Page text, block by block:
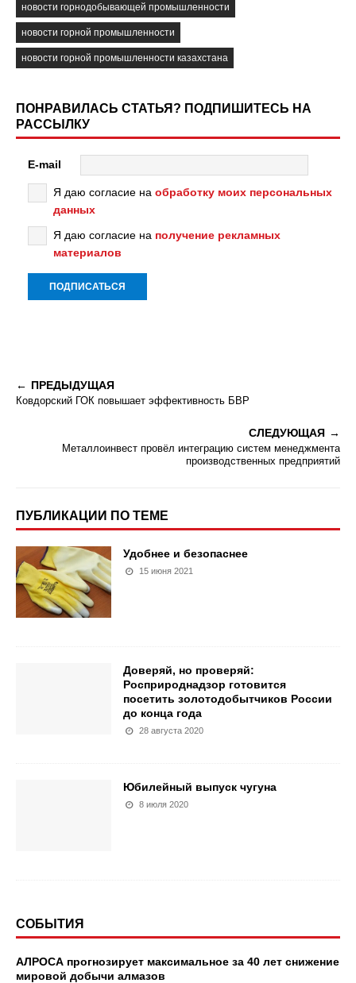
новости горнодобывающей промышленности
новости горной промышленности
новости горной промышленности казахстана
ПОНРАВИЛАСЬ СТАТЬЯ? ПОДПИШИТЕСЬ НА
РАССЫЛКУ
E-mail
Я даю согласие на обработку моих персональных
данных
Я даю согласие на получение рекламных
материалов
ПРЕДЫДУЩАЯ
Ковдорский ГОК повышает эффективность БВР
СЛЕДУЮЩАЯ
Металлоинвест провёл интеграцию систем менеджмента
производственных предприятий
ПУБЛИКАЦИИ ПО ТЕМЕ
Удобнее и безопаснее
15 июня 2021
Доверяй, но проверяй:
Росприроднадзор готовится
посетить золотодобытчиков России
до конца года
28 августа 2020
Юбилейный выпуск чугуна
8 июля 2020
СОБЫТИЯ
АЛРОСА прогнозирует максимальное за 40 лет снижение
мировой добычи алмазов